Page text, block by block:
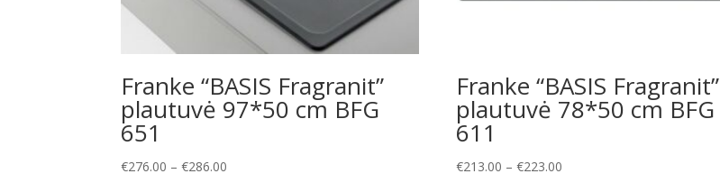
Franke “BASIS Fragranit”
plautuvė 97*50 cm BFG
651
€276.00 – €286.00
Franke “BASIS Fragranit”
plautuvė 78*50 cm BFG
611
€213.00 – €223.00Price